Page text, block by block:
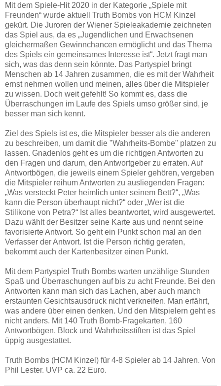
Mit dem Spiele-Hit 2020 in der Kategorie „Spiele mit
Freunden“ wurde aktuell Truth Bombs von HCM Kinzel
gekürt. Die Juroren der Wiener Spieleakademie zeichneten
das Spiel aus, da es „Jugendlichen und Erwachsenen
gleichermaßen Gewinnchancen ermöglicht und das Thema
des Spiels ein gemeinsames Interesse ist“. Jetzt fragt man
sich, was das denn sein könnte. Das Partyspiel bringt
Menschen ab 14 Jahren zusammen, die es mit der Wahrheit
ernst nehmen wollen und meinen, alles über die Mitspieler
zu wissen. Doch weit gefehlt! So kommt es, dass die
Überraschungen im Laufe des Spiels umso größer sind, je
besser man sich kennt.
Ziel des Spiels ist es, die Mitspieler besser als die anderen
zu beschreiben, um damit die "Wahrheits-Bombe" platzen zu
lassen. Gnadenlos geht es um die richtigen Antworten zu
den Fragen und darum, den Antwortgeber zu erraten. Auf
Antwortbögen, die jeweils einem Spieler gehören, vergeben
die Mitspieler reihum Antworten zu ausliegenden Fragen:
„Was versteckt Peter heimlich unter seinem Bett?“, „Was
kann die Person überhaupt nicht?“ oder „Wer ist die
Stilikone von Petra?“ Ist alles beantwortet, wird ausgewertet.
Dazu wählt der Besitzer seine Karte aus und nennt seine
favorisierte Antwort. So geht ein Punkt schon mal an den
Verfasser der Antwort. Ist die Person richtig geraten,
bekommt auch der Kartenbesitzer einen Punkt.
Mit dem Partyspiel Truth Bombs warten unzählige Stunden
Spaß und Überraschungen auf bis zu acht Freunde. Bei den
Antworten kann man sich das Lachen, aber auch manch
erstaunten Gesichtsausdruck nicht verkneifen. Man erfährt,
was andere über einen denken. Und den Mitspielern geht es
nicht anders. Mit 140 Truth Bomb-Fragekarten, 160
Antwortbögen, Block und Wahrheitsstiften ist das Spiel
üppig ausgestattet.
Truth Bombs (HCM Kinzel) für 4-8 Spieler ab 14 Jahren. Von
Phil Lester. UVP ca. 22 Euro.